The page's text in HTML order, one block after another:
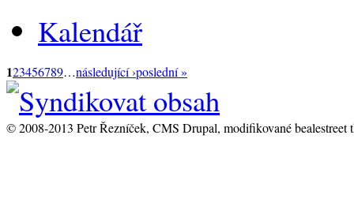
Kalendář
123456789…následující ›poslední »
© 2008-2013 Petr Řezníček, CMS Drupal, modifikované bealestreet